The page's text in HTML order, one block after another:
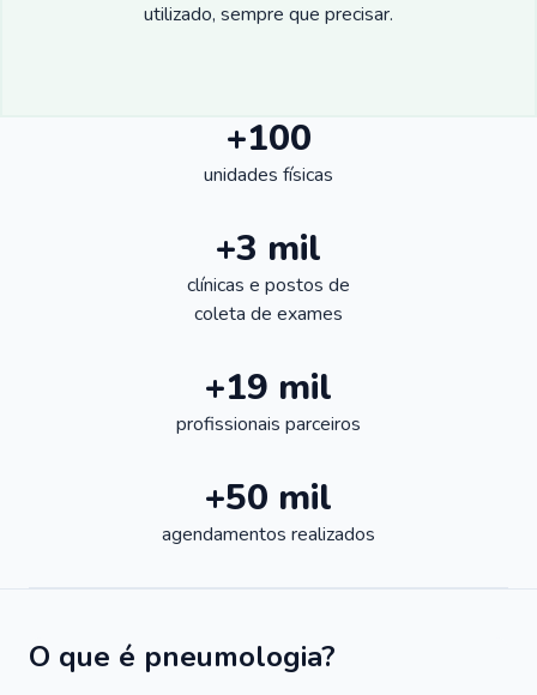
utilizado, sempre que precisar.
+100
unidades físicas
+3 mil
clínicas e postos de
coleta de exames
+19 mil
profissionais parceiros
+50 mil
agendamentos realizados
O que é pneumologia?